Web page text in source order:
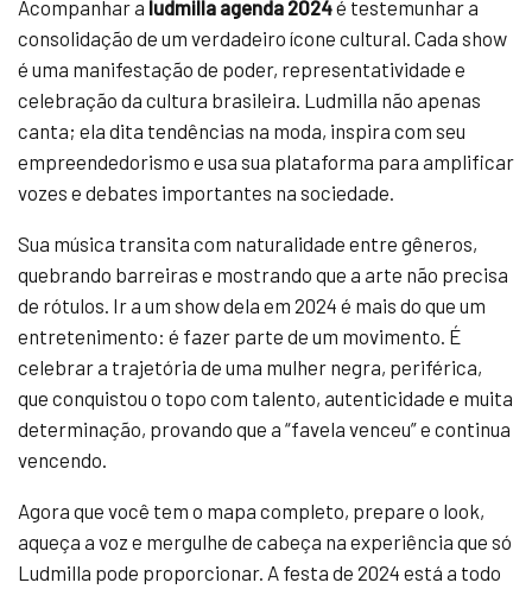
Acompanhar a ludmilla agenda 2024é testemunhar a
consolidação de um verdadeiro ícone cultural. Cada show
é uma manifestação de poder, representatividade e
celebração da cultura brasileira. Ludmilla não apenas
canta; ela dita tendências na moda, inspira com seu
empreendedorismo e usa sua plataforma para amplificar
vozes e debates importantes na sociedade.
Sua música transita com naturalidade entre gêneros,
quebrando barreiras e mostrando que a arte não precisa
de rótulos. Ir a um show dela em 2024 é mais do que um
entretenimento: é fazer parte de um movimento. É
celebrar a trajetória de uma mulher negra, periférica,
que conquistou o topo com talento, autenticidade e muita
determinação, provando que a “favela venceu” e continua
vencendo.
Agora que você tem o mapa completo, prepare o look,
aqueça a voz e mergulhe de cabeça na experiência que só
Ludmilla pode proporcionar. A festa de 2024 está a todo